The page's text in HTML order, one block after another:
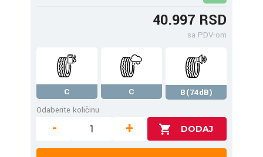
40.997 RSD
sa PDV-om
C C
B(74dB)
Odaberite količinu
- +